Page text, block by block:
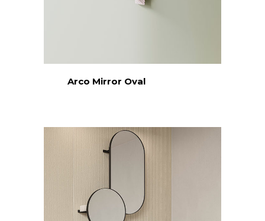
Arco Mirror Oval